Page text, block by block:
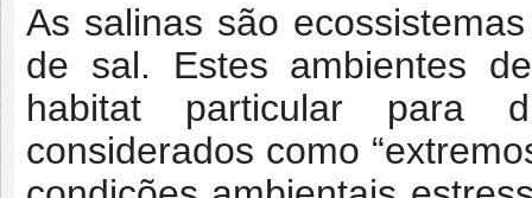
As salinas são
de sal. Estes ambientes
habitat particular para
considerados como